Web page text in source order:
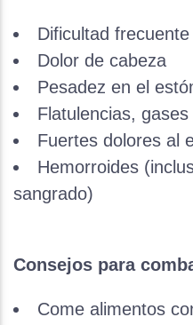
Dificultad
Dolor de cabeza
Pesadez en el
Flatulencias, gases
Fuertes dolores al
Hemorroides
sangrado)
Consejos para
Come alimentos